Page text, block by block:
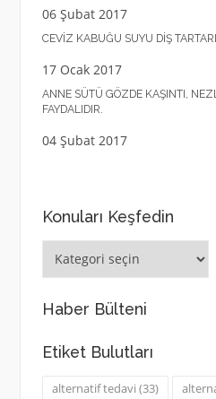
06 Şubat 2017
CEVIZ KABUĞU SUYU DIŞ
17 Ocak 2017
ANNE SÜTÜ GÖZDE KAŞINTI,
FAYDALIDIR.
04 Şubat 2017
Konuları Keşfedin
Keşfedin
Haber Bülteni
Etiket Bulutları
alternatif tedavi (33)